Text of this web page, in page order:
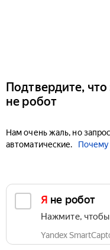
Подтвердите,
не робот
Нам очень жаль, но
автоматические.
Почему
Я не робот
Нажмите,
Yandex